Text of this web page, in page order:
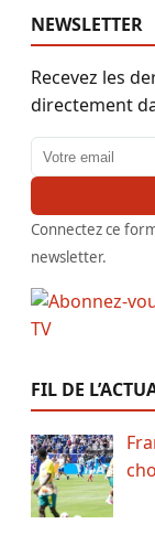
NEWSLETTER
Recevez les
directement
Adresse email
Connectez ce
newsletter.
FIL DE